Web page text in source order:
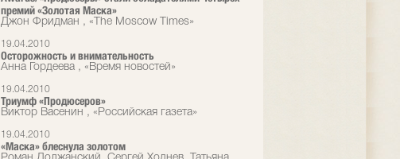
премий «Золотая Маска»
Джон Фридман , «The Moscow Times»
19.04.2010
Осторожность и внимательность
Анна Гордеева , «Время новостей»
19.04.2010
Триумф «Продюсеров»
Виктор Васенин , «Российская газета»
19.04.2010
«Маска» блеснула золотом